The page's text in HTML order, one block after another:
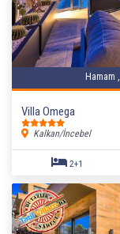
2+1
Hamam
Villa Omega
Kalkan/İncebel